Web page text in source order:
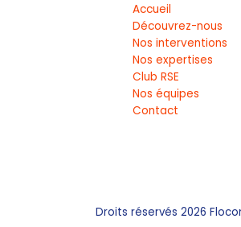
Accueil
Découvrez-nous
Nos interventions
Nos expertises
Club RSE
Nos équipes
Contact
Droits réservés 2026